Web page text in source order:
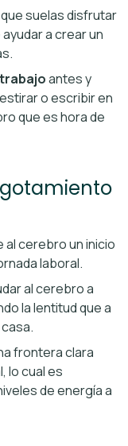
que suelas disfrutar
a crear un
antes y
o escribir en
que es hora de
al cerebro un inicio
laboral.
al cerebro a
la lentitud que a
frontera clara
lo cual es
de energía a